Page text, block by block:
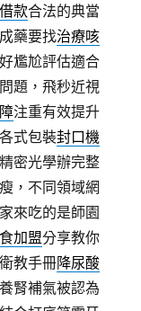
款合法的典當
藥要找治療咳
尷尬評估適合
題，飛秒近視
注重有效提升
式包裝封口機
密光學辦完整
，不同領域網
來吃的是師園
加盟分享教你
教手冊降尿酸
腎補氣被認為